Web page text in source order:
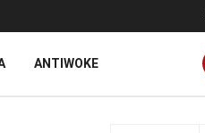
ANTIWOKE